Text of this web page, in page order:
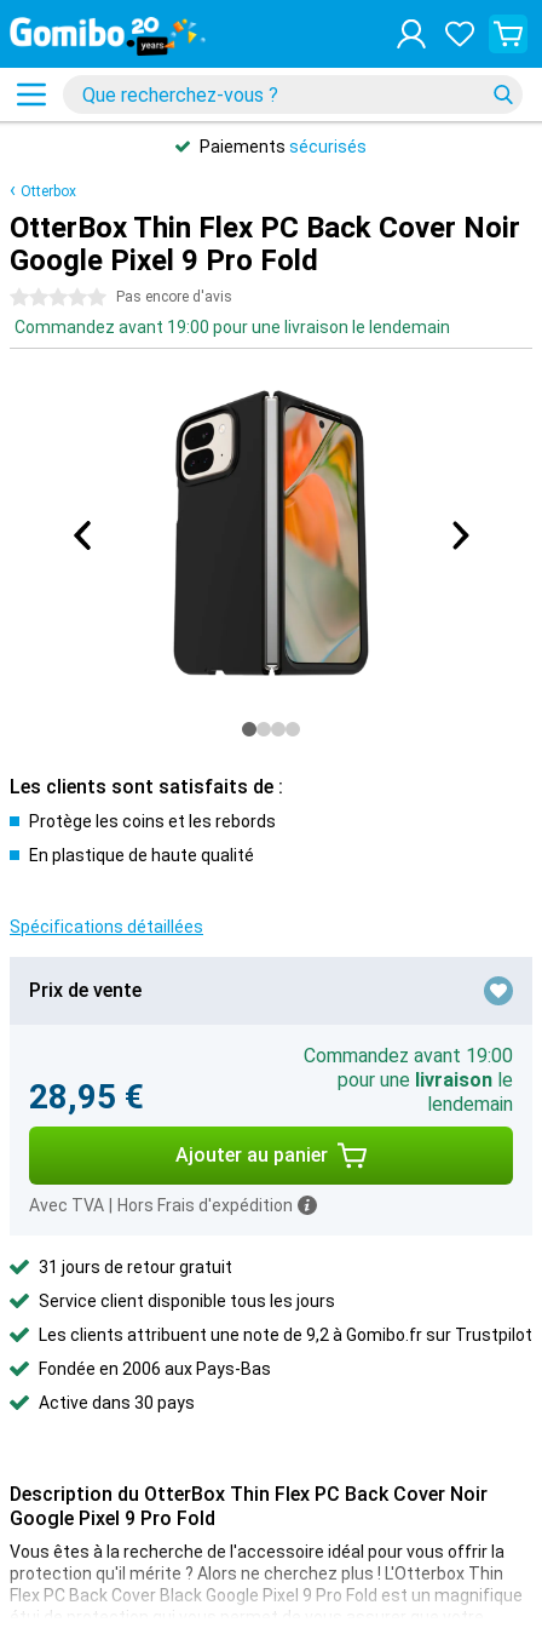
Paiements sécurisés
Otterbox
OtterBox Thin Flex PC Back Cover Noir
Google Pixel 9 Pro Fold
0 étoiles Pas encore d'avis
Commandez avant 19:00 pour une livraison le lendemain
Les clients sont satisfaits de :
Protège les coins et les rebords
En plastique de haute qualité
Spécifications détaillées
Prix de vente
28,95 €
Commandez avant 19:00
pour une livraison le
lendemain
Ajouter au panier
Avec TVA Hors Frais d'expédition
31 jours de retour gratuit
Service client disponible tous les jours
Les clients attribuent une note de 9,2 à Gomibo.fr sur Trustpilot
Fondée en 2006 aux Pays-Bas
Active dans 30 pays
Description du OtterBox Thin Flex PC Back Cover Noir
Google Pixel 9 Pro Fold
Vous êtes à la recherche de l'accessoire idéal pour vous offrir la
protection qu'il mérite ? Alors ne cherchez plus ! L'Otterbox Thin
Flex PC Back Cover Black Google Pixel 9 Pro Fold est un magnifique
étui de protection qui vous permet de vous assurer que votre